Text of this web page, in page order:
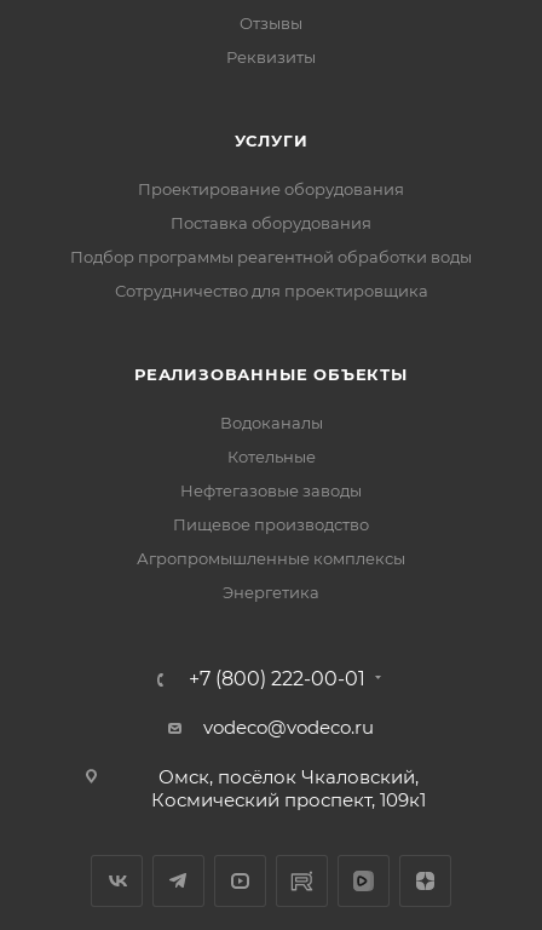
Отзывы
Реквизиты
УСЛУГИ
Проектирование оборудования
Поставка оборудования
Подбор программы реагентной обработки воды
Сотрудничество для проектировщика
РЕАЛИЗОВАННЫЕ ОБЪЕКТЫ
Водоканалы
Котельные
Нефтегазовые заводы
Пищевое производство
Агропромышленные комплексы
Энергетика
+7 (800) 222-00-01
vodeco@vodeco.ru
Омск, посёлок Чкаловский,
Космический проспект, 109к1